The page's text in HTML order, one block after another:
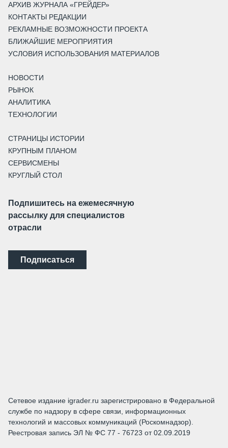
АРХИВ ЖУРНАЛА «ГРЕЙДЕР»
КОНТАКТЫ РЕДАКЦИИ
РЕКЛАМНЫЕ ВОЗМОЖНОСТИ ПРОЕКТА
БЛИЖАЙШИЕ МЕРОПРИЯТИЯ
УСЛОВИЯ ИСПОЛЬЗОВАНИЯ МАТЕРИАЛОВ
НОВОСТИ
РЫНОК
АНАЛИТИКА
ТЕХНОЛОГИИ
СТРАНИЦЫ ИСТОРИИ
КРУПНЫМ ПЛАНОМ
СЕРВИСМЕНЫ
КРУГЛЫЙ СТОЛ
Подпишитесь на ежемесячную
рассылку для специалистов
отрасли
Подписаться
Сетевое издание igrader.ru зарегистрировано в Федеральной
службе по надзору в сфере связи, информационных
технологий и массовых коммуникаций (Роскомнадзор).
Реестровая запись ЭЛ № ФС 77 - 76723 от 02.09.2019